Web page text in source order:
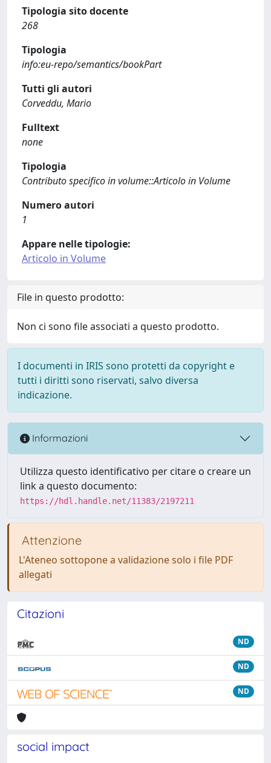
Tipologia sito docente
268
Tipologia
info:eu-repo/semantics/bookPart
Tutti gli autori
Corveddu, Mario
Fulltext
none
Tipologia
Contributo specifico in volume::Articolo in Volume
Numero autori
1
Appare nelle tipologie:
Articolo in Volume
File in questo prodotto:
Non ci sono file associati a questo prodotto.
I documenti in IRIS sono protetti da copyright e
tutti i diritti sono riservati, salvo diversa
indicazione.
Informazioni
Utilizza questo identificativo per citare o creare un
link a questo documento:
https://hdl.handle.net/11383/2197211
Attenzione
L'Ateneo sottopone a validazione solo i file PDF
allegati
Citazioni
ND
ND
ND
social impact